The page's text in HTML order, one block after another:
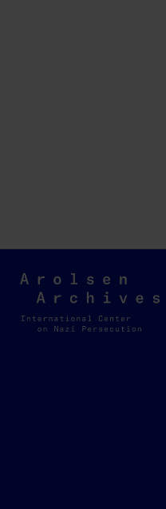
Arolsen
Archives